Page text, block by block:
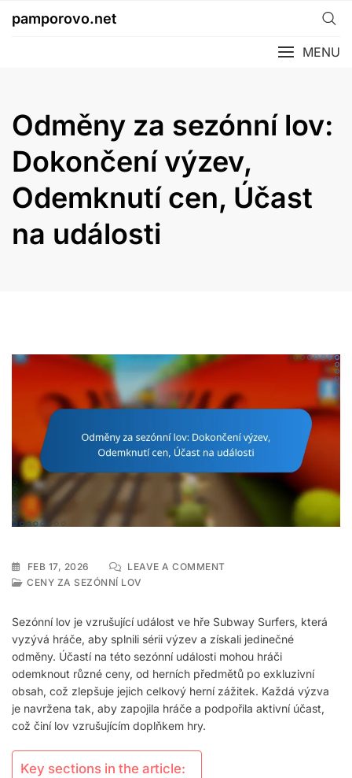
pamporovo.net
MENU
Odměny za sezónní lov:
Dokončení výzev,
Odemknutí cen, Účast
na události
FEB 17, 2026 LEAVE A COMMENTON
LOV:
DOKONČENÍ
VÝZEV,
ODEMKNUTÍ
CEN,
NA
CENY ZA SEZÓNNÍ LOV
Sezónní lov je vzrušující událost ve hře Subway Surfers, která
vyzývá hráče, aby splnili sérii výzev a získali jedinečné
odměny. Účastí na této sezónní události mohou hráči
odemknout různé ceny, od herních předmětů po exkluzivní
obsah, což zlepšuje jejich celkový herní zážitek. Každá výzva
je navržena tak, aby zapojila hráče a podpořila aktivní účast,
což činí lov vzrušujícím doplňkem hry.
Key sections in the article: